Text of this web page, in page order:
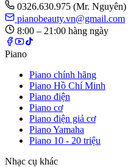
0326.630.975 (Mr. Nguyên)
pianobeauty.vn@gmail.com
8:00 – 21:00 hàng ngày
Piano
Piano chính hãng
Piano Hồ Chí Minh
Piano điện
Piano cơ
Piano điện giả cơ
Piano Yamaha
Piano 10 - 20 triệu
Nhạc cụ khác